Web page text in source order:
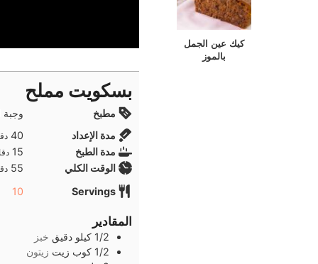
كيك عين الجمل
بالموز
بسكويت مملح
مطبخ
وجبة
مدة الإعداد
40
مدة الطبخ 15
الوقت الكلي 55
Servings
10
المقادير
1/2 كيلو دقيق خبز
1/2 كوب زيت زيتون